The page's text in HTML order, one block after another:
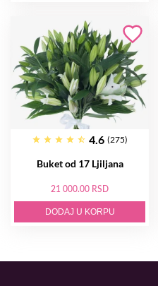
4.6 (275)
Buket od 17 Ljiljana
21 000.00 RSD
DODAJ U KORPU